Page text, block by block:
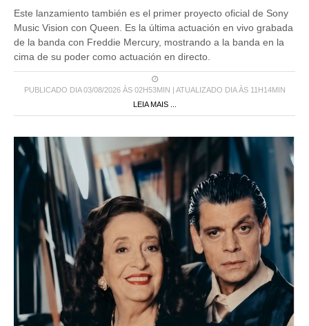
Este lanzamiento también es el primer proyecto oficial de Sony
Music Vision con Queen. Es la última actuación en vivo grabada
de la banda con Freddie Mercury, mostrando a la banda en la
cima de su poder como actuación en directo.
PUBLICADO DIA 03/08/2026 ÀS 02H53MIN | ATUALIZADO DIA ÀS 11H14MIN
LEIA MAIS ...